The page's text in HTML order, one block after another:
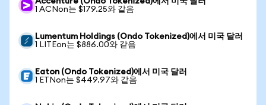
1 ACNon는 $179.25와 같음
Lumentum Holdings (Ondo Tokenized)에서 미국 달러
1 LITEon는 $886.00와 같음
Eaton (Ondo Tokenized)에서 미국 달러
1 ETNon는 $449.97와 같음